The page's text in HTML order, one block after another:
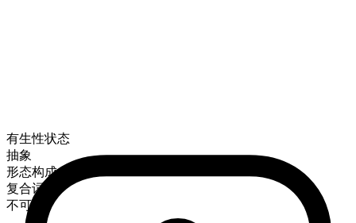
有生性状态
抽象
形态构成
复合词
不可数